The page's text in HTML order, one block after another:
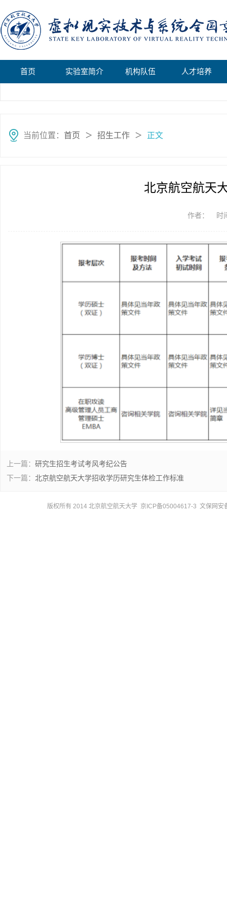
首页 实验室简介 机构队伍 人才培养
当前位置： 首页 ＞ 招生工作 ＞ 正文
北京航空航天
作者： 时
上一篇： 研究生招生考试考风考纪公告
下一篇： 北京航空航天大学招收学历研究生体检工作标准
版权所有 2014 北京航空航天大学 京ICP备05004617-3 文保网